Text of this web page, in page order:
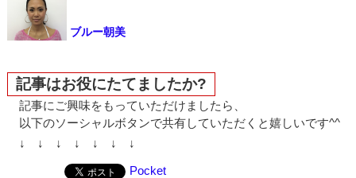
ブルー朝美
記事はお役にたてましたか?
記事にご興味をもっていただけましたら、
以下のソーシャルボタンで共有していただくと嬉しいです^^
↓ ↓ ↓ ↓ ↓ ↓ ↓
Pocket